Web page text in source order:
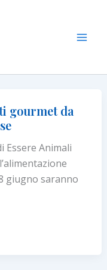
gourmet da
Essere Animali
giugno saranno